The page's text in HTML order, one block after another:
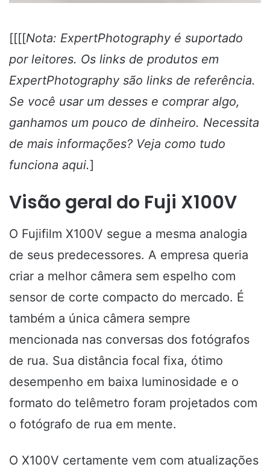
[[[[Nota: ExpertPhotography é suportado
por leitores. Os links de produtos em
ExpertPhotography são links de referência.
Se você usar um desses e comprar algo,
ganhamos um pouco de dinheiro. Necessita
de mais informações? Veja como tudo
funciona aqui.]
Visão geral do Fuji X100V
O Fujifilm X100V segue a mesma analogia
de seus predecessores. A empresa queria
criar a melhor câmera sem espelho com
sensor de corte compacto do mercado. É
também a única câmera sempre
mencionada nas conversas dos fotógrafos
de rua. Sua distância focal fixa, ótimo
desempenho em baixa luminosidade e o
formato do telêmetro foram projetados com
o fotógrafo de rua em mente.
O X100V certamente vem com atualizações